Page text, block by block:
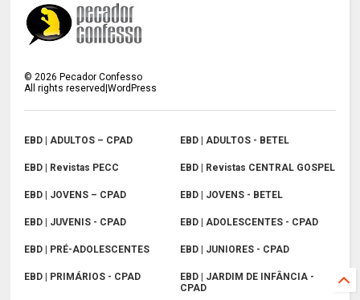
©2026 Pecador Confesso
All rights reserved|WordPress
EBD | ADULTOS – CPAD EBD | ADULTOS - BETEL
EBD | Revistas PECC EBD | Revistas CENTRAL GOSPEL
EBD | JOVENS – CPAD EBD | JOVENS - BETEL
EBD | JUVENIS - CPAD EBD | ADOLESCENTES - CPAD
EBD | PRÉ-ADOLESCENTES EBD | JUNIORES - CPAD
EBD | PRIMÁRIOS - CPAD
EBD | JARDIM DE INFÂNCIA -
CPAD